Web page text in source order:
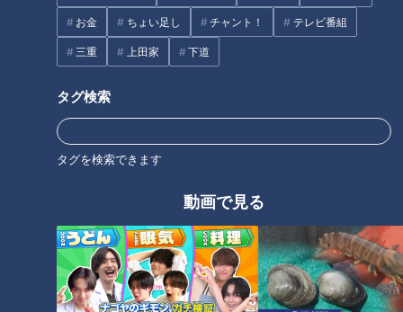
お金 ちょい足し チャント！ テレビ番組
三重 上田家 下道
タグ検索
タグを検索できます
動画で見る
CBCテレビ『チャント！』いただきます！ほぼ地元だけ 愛されフード
まずは、そのまま、カレーをいただきます。「わりと甘口で食
べやすい」と店主が言うように、子どもから大人まで幅広い世